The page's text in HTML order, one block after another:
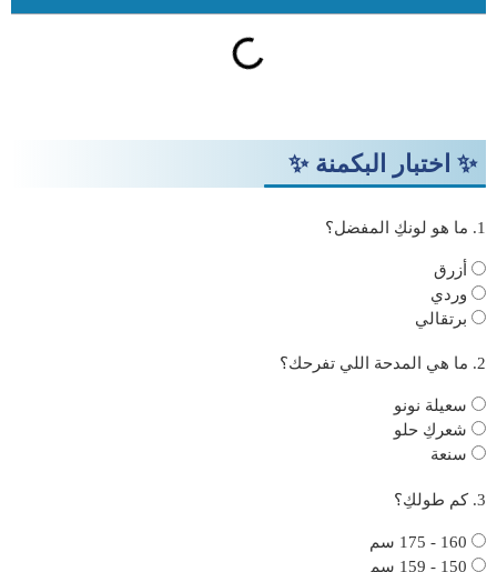
✨ اختبار البكمنة ✨
1. ما هو لونكِ المفضل؟
أزرق
وردي
برتقالي
2. ما هي المدحة اللي تفرحك؟
سعيلة نونو
شعركِ حلو
سنعة
3. كم طولكِ؟